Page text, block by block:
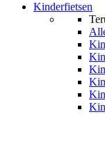
Kinderfietsen